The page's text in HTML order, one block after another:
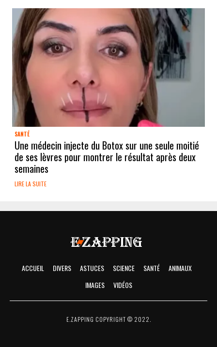
SANTÉ
Une médecin injecte du Botox sur une seule moitié
de ses lèvres pour montrer le résultat après deux
semaines
LIRE LA SUITE
ACCUEIL DIVERS ASTUCES SCIENCE SANTÉ
ANIMAUX
IMAGES
VIDÉOS
E.ZAPPING COPYRIGHT © 2022.